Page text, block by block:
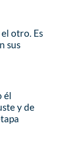
otro. Es
sus
él
y de